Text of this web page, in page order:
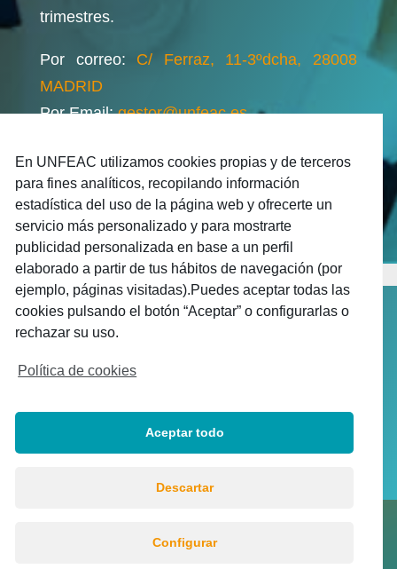
En UNFEAC utilizamos cookies propias y de terceros
para fines analíticos, recopilando información
estadística del uso de la página web y ofrecerte un
servicio más personalizado y para mostrarte
publicidad personalizada en base a un perfil
elaborado a partir de tus hábitos de navegación (por
ejemplo, páginas visitadas).Puedes aceptar todas las
cookies pulsando el botón “Aceptar” o configurarlas o
rechazar su uso.
Política de cookies
Aceptar todo
Descartar
Configurar
trimestres.
Por correo: C/ Ferraz, 11-3ºdcha, 28008
MADRID
Por Email:gestor@unfeac.es
© UNFEAC 2021 |Política de privacidad